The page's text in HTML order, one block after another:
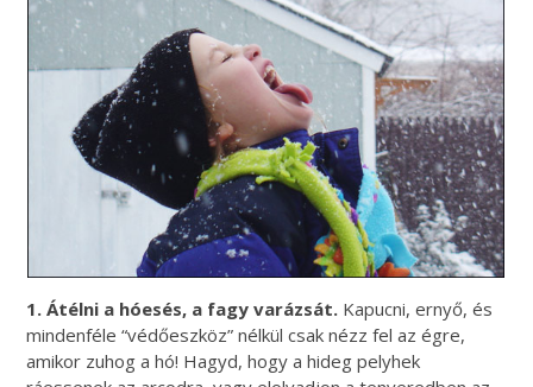
1. Átélni a hóesés, a fagy varázsát. Kapucni, ernyő, és
mindenféle “védőeszköz” nélkül csak nézz fel az égre,
amikor zuhog a hó! Hagyd, hogy a hideg pelyhek